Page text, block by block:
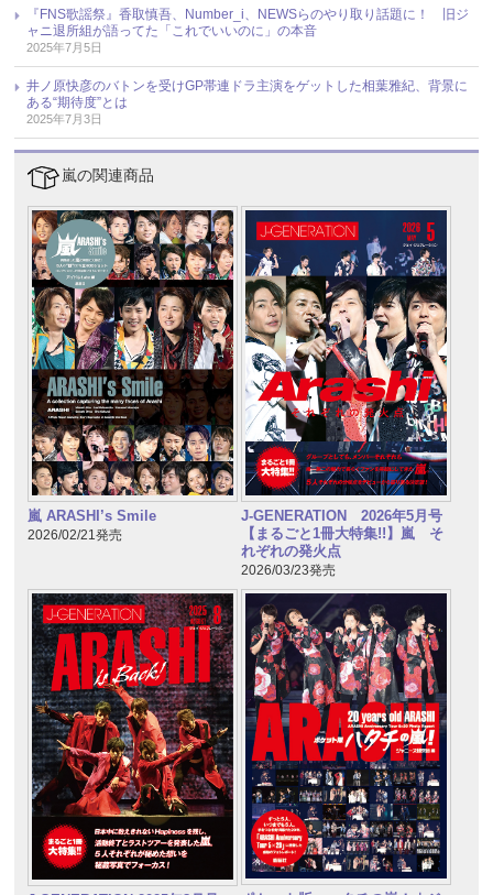
『FNS歌謡祭』香取慎吾、Number_i、NEWSらのやり取り話題に！ 旧ジ
ャニ退所組が語ってた「これでいいのに」の本音
2025年7月5日
井ノ原快彦のバトンを受けGP帯連ドラ主演をゲットした相葉雅紀、背景に
ある“期待度”とは
2025年7月3日
嵐の関連商品
嵐 ARASHI’s Smile
2026/02/21発売
J-GENERATION 2026年5月号
【まるごと1冊大特集!!】嵐 そ
れぞれの発火点
2026/03/23発売